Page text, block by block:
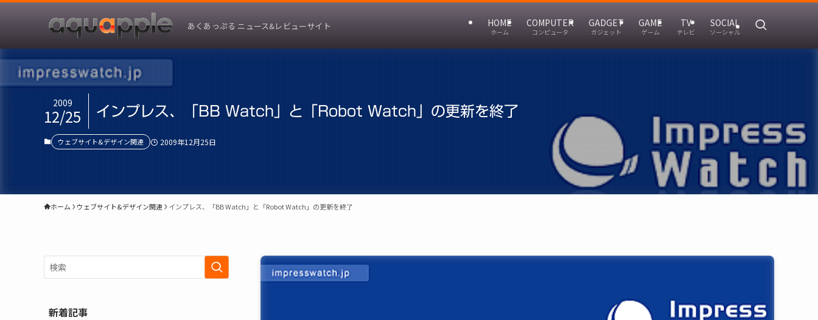
あくあっぷる ニュース&レビューサイト HOME
ホーム
COMPUTER
コンピュータ
GADGET
ガジェット
GAME
ゲーム
TV
テレビ
SOCIAL
ソーシャル
インプレス、「BB Watch」と「Robot Watch」の更新を終了
2009
12/25
ウェブサイト&デザイン関連 2009年12月25日
ホーム ウェブサイト&デザイン関連 インプレス、「BB Watch」と「Robot Watch」の更新を終了
新着記事